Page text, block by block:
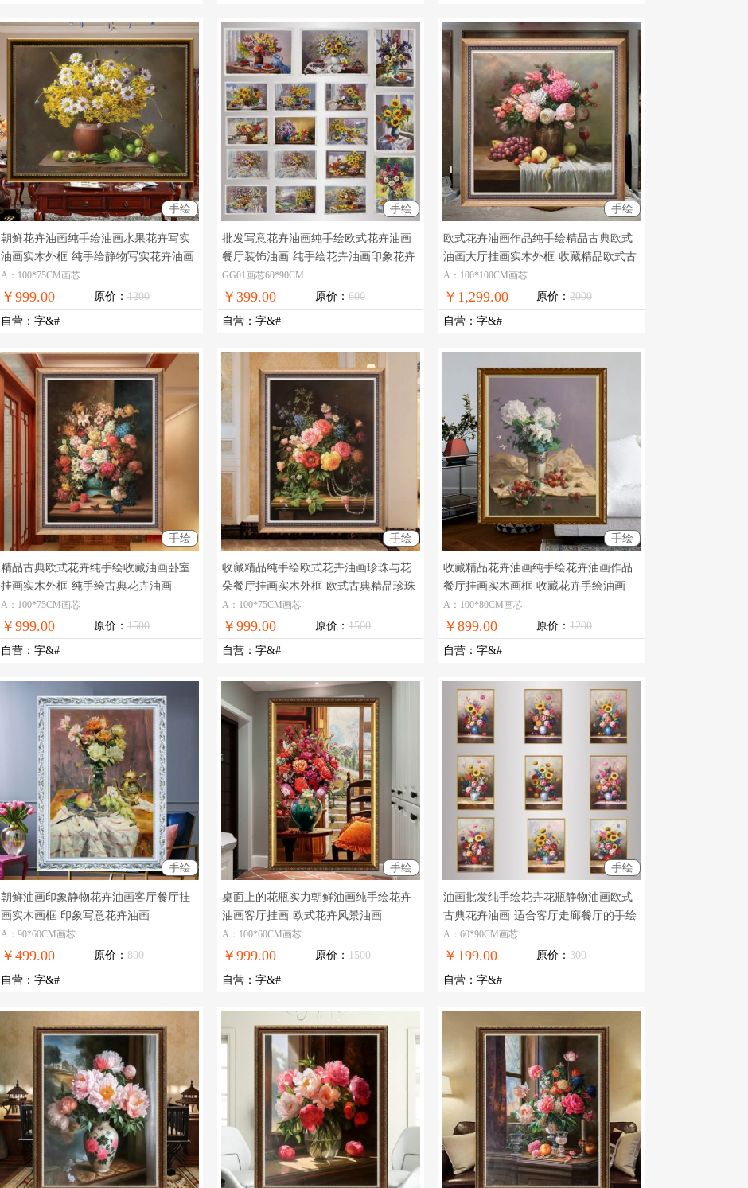
手绘
朝鲜花卉油画纯手绘油画水果花卉写实
油画实木外框 纯手绘静物写实花卉油画
A：100*75CM画芯
￥999.00 原价： 1200
自营 ： 字&#
手绘
批发写意花卉油画纯手绘欧式花卉油画
餐厅装饰油画 纯手绘花卉油画印象花卉
油画
GG01画芯60*90CM
￥399.00 原价： 600
自营 ： 字&#
手绘
欧式花卉油画作品纯手绘精品古典欧式
油画大厅挂画实木外框 收藏精品欧式古
典花卉油画
A：100*100CM画芯
￥1,299.00 原价： 2000
自营 ： 字&#
手绘
精品古典欧式花卉纯手绘收藏油画卧室
挂画实木外框 纯手绘古典花卉油画
A：100*75CM画芯
￥999.00 原价： 1500
自营 ： 字&#
手绘
收藏精品纯手绘欧式花卉油画珍珠与花
朵餐厅挂画实木外框 欧式古典精品珍珠
与花朵
A：100*75CM画芯
￥999.00 原价： 1500
自营 ： 字&#
手绘
收藏精品花卉油画纯手绘花卉油画作品
餐厅挂画实木画框 收藏花卉手绘油画
A：100*80CM画芯
￥899.00 原价： 1200
自营 ： 字&#
手绘
朝鲜油画印象静物花卉油画客厅餐厅挂
画实木画框 印象写意花卉油画
A：90*60CM画芯
￥499.00 原价： 800
自营 ： 字&#
手绘
桌面上的花瓶实力朝鲜油画纯手绘花卉
油画客厅挂画 欧式花卉风景油画
A：100*60CM画芯
￥999.00 原价： 1500
自营 ： 字&#
手绘
油画批发纯手绘花卉花瓶静物油画欧式
古典花卉油画 适合客厅走廊餐厅的手绘
花卉油画
A：60*90CM画芯
￥199.00 原价： 300
自营 ： 字&#